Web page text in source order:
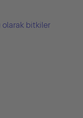
olarak bitkiler